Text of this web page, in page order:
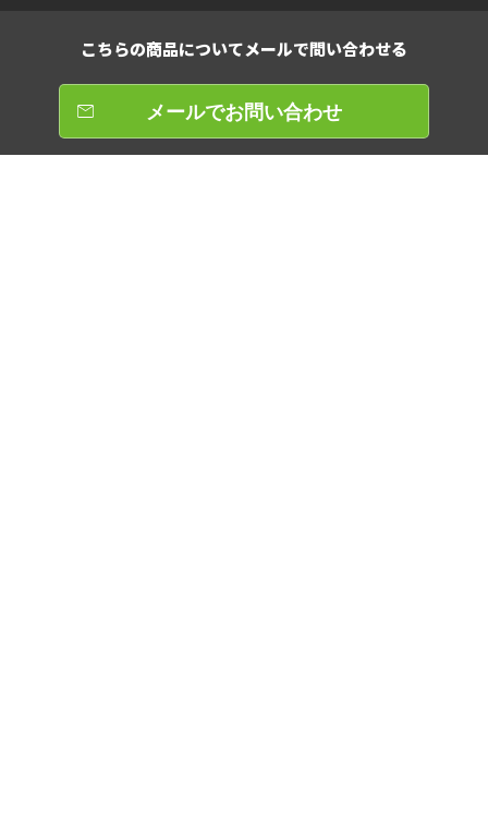
こちらの商品についてメールで問い合わせる
メールでお問い合わせ